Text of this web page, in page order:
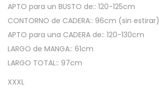
l
e
G
r
a
APTO para un BUSTO de:: 120-125cm
CONTORNO de CADERA:: 96cm (sin estirar)
APTO para una CADERA de:: 120-130cm
LARGO de MANGA:: 61cm
LARGO TOTAL:: 97cm
XXXL